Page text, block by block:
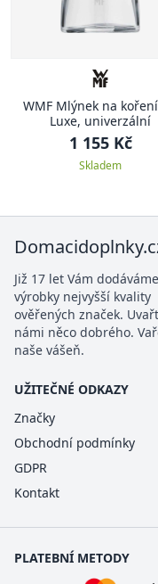
WMF Mlýnek na
Luxe, univerzální
1 155 Kč
Skladem
Již 17 let Vám dodáváme
výrobky nejvyšší kvality
ověřených značek.
námi něco dobrého.
naše vášeň.
UŽITEČNÉ ODKAZY
Značky
Obchodní podmínky
GDPR
Kontakt
PLATEBNÍ METODY